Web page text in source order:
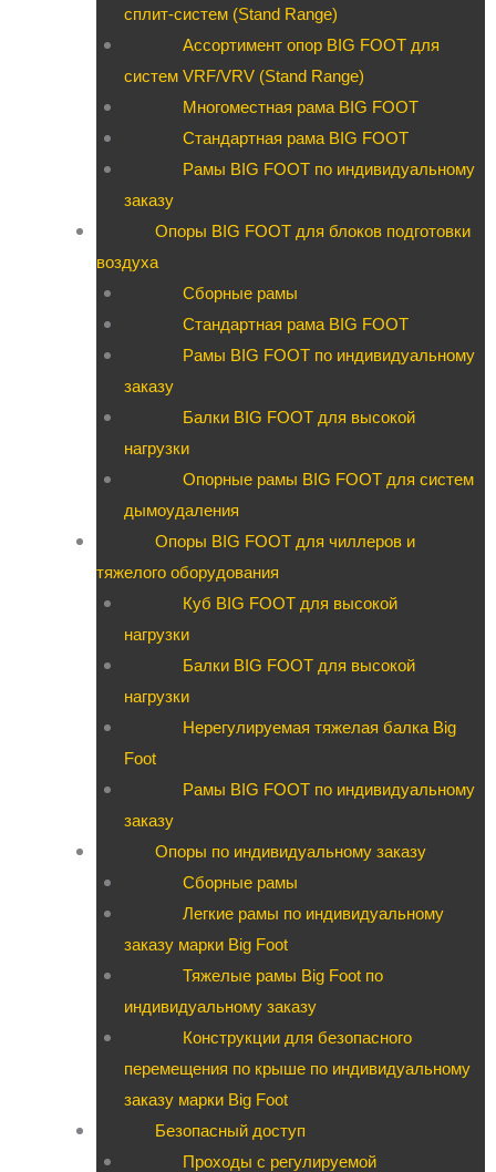
сплит-систем (Stand Range)
Ассортимент опор BIG FOOT для
систем VRF/VRV (Stand Range)
Многоместная рама BIG FOOT
Стандартная рама BIG FOOT
Рамы BIG FOOT по индивидуальному
заказу
Опоры BIG FOOT для блоков подготовки
воздуха
Сборные рамы
Стандартная рама BIG FOOT
Рамы BIG FOOT по индивидуальному
заказу
Балки BIG FOOT для высокой
нагрузки
Опорные рамы BIG FOOT для систем
дымоудаления
Опоры BIG FOOT для чиллеров и
тяжелого оборудования
Куб BIG FOOT для высокой
нагрузки
Балки BIG FOOT для высокой
нагрузки
Нерегулируемая тяжелая балка Big
Foot
Рамы BIG FOOT по индивидуальному
заказу
Опоры по индивидуальному заказу
Сборные рамы
Легкие рамы по индивидуальному
заказу марки Big Foot
Тяжелые рамы Big Foot по
индивидуальному заказу
Конструкции для безопасного
перемещения по крыше по индивидуальному
заказу марки Big Foot
Безопасный доступ
Проходы с регулируемой